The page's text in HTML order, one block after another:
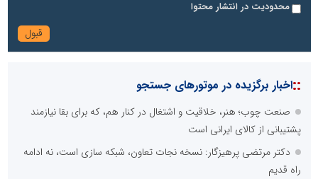
محدودیت در انتشار محتوا
::اخبار برگزیده در موتورهای جستجو
صنعت چوب؛ هنر، خلاقیت و اشتغال در کنار هم، که برای بقا نیازمند
پشتیبانی از کالای ایرانی است
دکتر مرتضی پرهیزگار: نسخه نجات تعاون، شبکه سازی است، نه ادامه
راه قدیم